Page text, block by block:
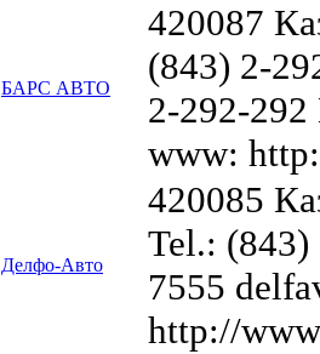
БАРС АВТО
420087
(843) 2-
2-292-292
www:
Делфо-Авто
420085
Tel.: (843)
7555
http://